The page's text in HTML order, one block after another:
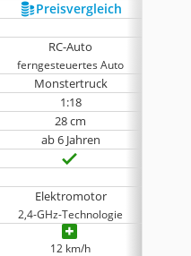
Preis­vergleich
RC-Auto
ferngesteuertes Auto
Monstertruck
1:18
28 cm
ab 6 Jahren
Elektromotor
2,4-GHz-Technologie
12 km/h